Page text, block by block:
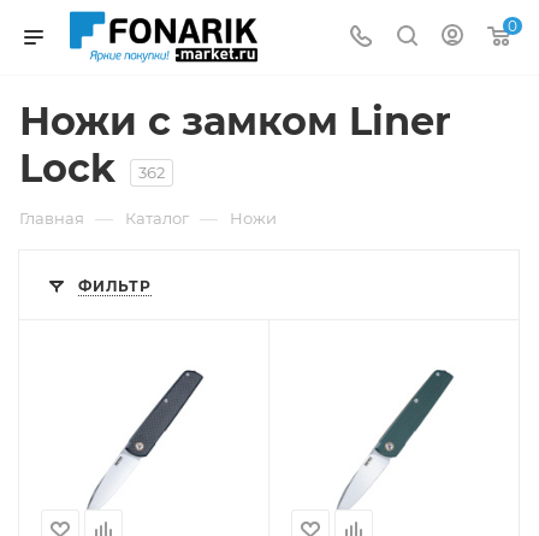
0
Ножи с замком Liner
Lock
362
Главная — Каталог — Ножи
ФИЛЬТР